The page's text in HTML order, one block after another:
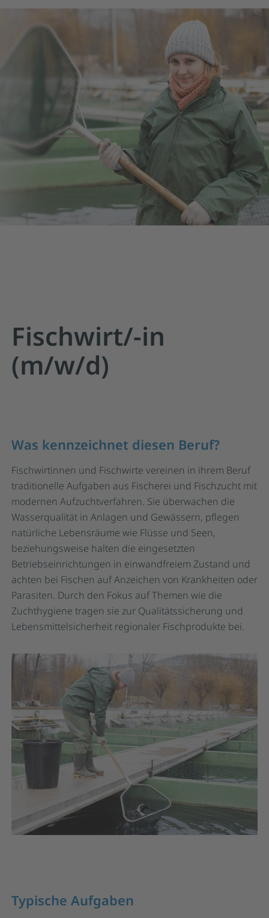
Fischwirt/-in
(m/w/d)
Was kennzeichnet diesen Beruf?
Fischwirtinnen und Fischwirte vereinen in ihrem Beruf
traditionelle Aufgaben aus Fischerei und Fischzucht mit
modernen Aufzuchtverfahren. Sie überwachen die
Wasserqualität in Anlagen und Gewässern, pflegen
natürliche Lebensräume wie Flüsse und Seen,
beziehungsweise halten die eingesetzten
Betriebseinrichtungen in einwandfreiem Zustand und
achten bei Fischen auf Anzeichen von Krankheiten oder
Parasiten. Durch den Fokus auf Themen wie die
Zuchthygiene tragen sie zur Qualitätssicherung und
Lebensmittelsicherheit regionaler Fischprodukte bei.
Typische Aufgaben